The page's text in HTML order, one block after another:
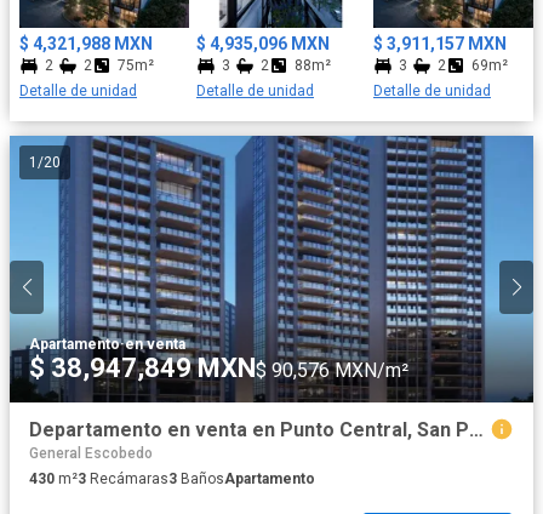
$ 4,321,988 MXN
2 2
75m²
Detalle de unidad
$ 4,935,096 MXN
3 2
88m²
Detalle de unidad
$ 3,911,157 MXN
3 2
69m²
Detalle de unidad
1 /20
Apartamento·en venta
$ 38,947,849 MXN$ 90,576 MXN/m²
Departamento en venta en Punto Central, San Pedro Garza García, Nuevo León
General Escobedo
430 m²3 Recámaras3 BañosApartamento